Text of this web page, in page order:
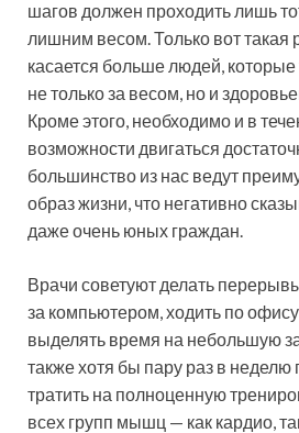
шагов должен проходить лишь
лишним весом. Только вот такая
касается больше людей,
не только за весом, но и
Кроме этого, необходимо и в
возможности двигаться
большинство из нас ведут
образ жизни, что негативно
даже очень юных граждан.
Врачи советуют делать
за компьютером, ходить по
выделять время на небольшую
также хотя бы пару раз в неделю
тратить на полноценную
всех групп мышц — как кардио,